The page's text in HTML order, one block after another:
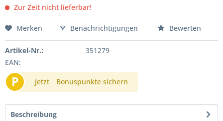
Zur Zeit nicht lieferbar!
Merken Benachrichtigungen Bewerten
Artikel-Nr.:
351279
EAN:
P Jetzt Bonuspunkte sichern
Beschreibung